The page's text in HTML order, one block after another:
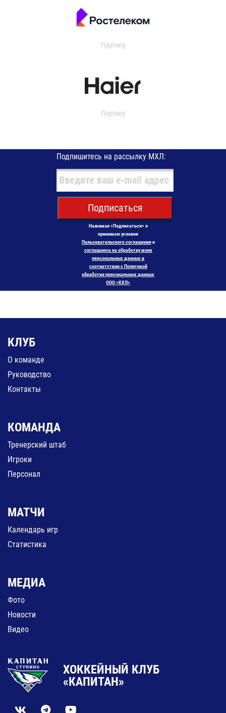
Партнер
Партнер
Подпишитесь на рассылку МХЛ:
Подписаться
Нажимая «Подписаться» я
принимаю условия
Пользовательского соглашенияи
соглашаюсь на обработку моих
персональных данных в
соответствии с Политикой
обработки персональных данных
ООО «КХЛ»
КЛУБ
О команде
Руководство
Контакты
КОМАНДА
Тренерский штаб
Игроки
Персонал
МАТЧИ
Календарь игр
Статистика
МЕДИА
Фото
Новости
Видео
ХОККЕЙНЫЙ КЛУБ
«КАПИТАН»